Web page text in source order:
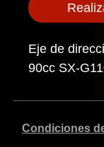
Eje de
90cc SX-
Condiciones